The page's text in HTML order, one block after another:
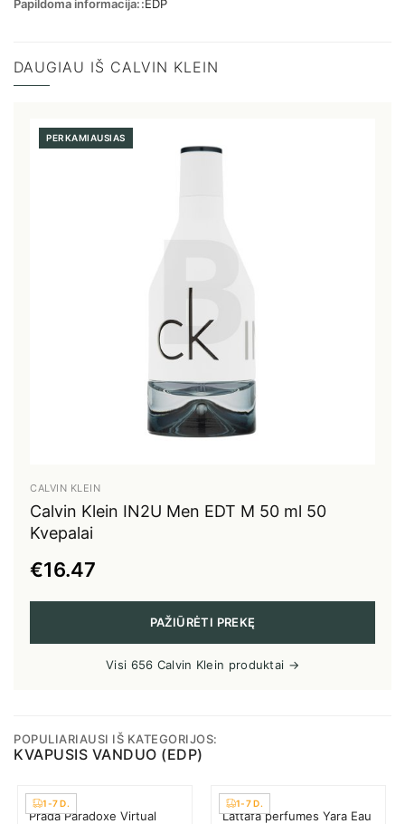
Papildoma informacija: EDP
DAUGIAU IŠ CALVIN KLEIN
PERKAMIAUSIAS
CALVIN KLEIN
Calvin Klein IN2U Men EDT M 50 ml 50
Kvepalai
€16.47
PAŽIŪRĖTI PREKĘ
Visi 656 Calvin Klein produktai →
POPULIARIAUSI IŠ KATEGORIJOS:
KVAPUSIS VANDUO (EDP)
1-7 D.
Prada Paradoxe Virtual
1-7 D.
Lattafa perfumes Yara Eau